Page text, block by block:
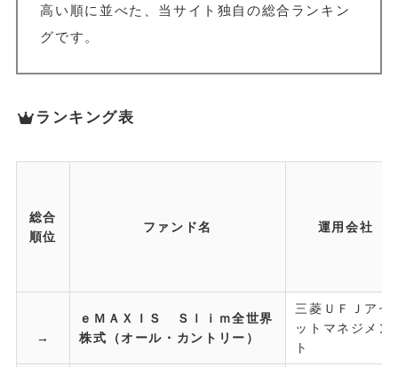
高い順に並べた、当サイト独自の総合ランキン
グです。
ランキング表
総合
順位
ファンド名 運用会社
→
ｅＭＡＸＩＳ Ｓｌｉｍ全世界
株式（オール・カントリー）
三菱ＵＦＪアセ
ットマネジメン
ト